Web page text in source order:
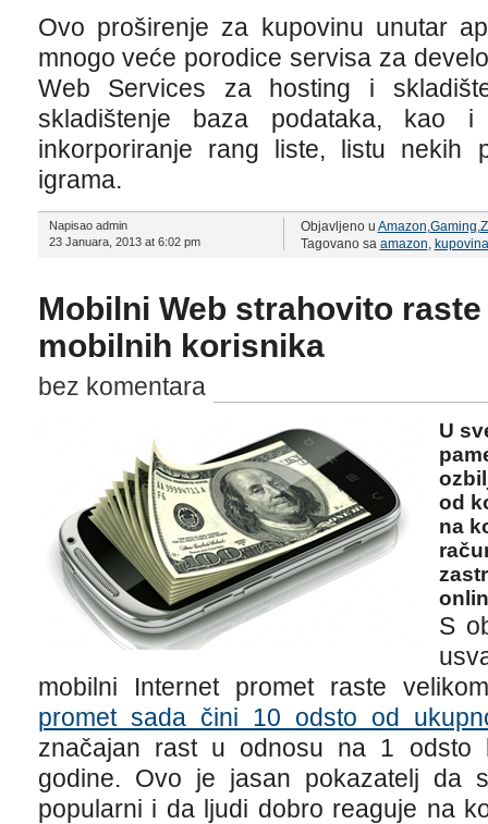
Ovo proširenje za kupovinu unutar
mnogo veće porodice servisa za
Web Services za hosting i
skladištenje baza podataka, kao
inkorporiranje rang liste, listu nekih
igrama.
Napisao admin
23 Januara, 2013 at 6:02 pm
Objavljeno u Amazon,Gaming,
Tagovano sa amazon,
Mobilni Web strahovito
mobilnih korisnika
bez komentara
U
od
na
S
mobilni Internet promet raste
promet sada čini 10 odsto od
značajan rast u odnosu na 1 odsto
godine. Ovo je jasan pokazatelj da
popularni i da ljudi dobro reaguje na